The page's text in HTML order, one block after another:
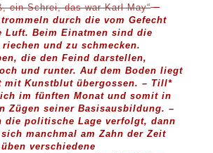
ein Schrei, das war Karl May“ –
trommeln durch die vom Gefecht
Luft. Beim Einatmen sind die
riechen und zu schmecken.
die den Feind darstellen,
und runter. Auf dem Boden liegt
mit Kunstblut übergossen. – Till*
im fünften Monat und somit in
Zügen seiner Basisausbildung. –
die politische Lage verfolgt, dann
manchmal am Zahn der Zeit
verschiedene